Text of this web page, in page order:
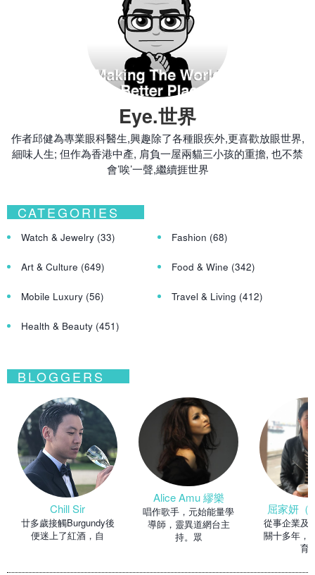
Eye.世界
作者邱健為專業眼科醫生,興趣除了各種眼疾外,更喜歡放眼世界,
細味人生; 但作為香港中產, 肩負一屋兩貓三小孩的重擔, 也不禁
會’唉’一聲,繼續捱世界
CATEGORIES
Watch & Jewelry(33) Fashion (68)
Art & Culture (649) Food & Wine (342)
Mobile Luxury(56) Travel & Living (412)
Health & Beauty(451)
BLOGGERS
Chill Sir
廿多歲接觸Burgundy後
便迷上了紅酒，自
Alice Amu 繆樂
唱作歌手，元始能量學
導師，靈異道網台主
持。眾
屈家妍（
從事企業及
關十多年，
育